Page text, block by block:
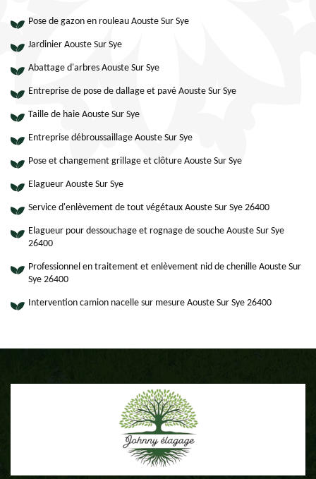
Pose de gazon en rouleau Aouste Sur Sye
Jardinier Aouste Sur Sye
Abattage d'arbres Aouste Sur Sye
Entreprise de pose de dallage et pavé Aouste Sur Sye
Taille de haie Aouste Sur Sye
Entreprise débroussaillage Aouste Sur Sye
Pose et changement grillage et clôture Aouste Sur Sye
Elagueur Aouste Sur Sye
Service d'enlèvement de tout végétaux Aouste Sur Sye 26400
Elagueur pour dessouchage et rognage de souche Aouste Sur Sye
26400
Professionnel en traitement et enlèvement nid de chenille Aouste Sur
Sye 26400
Intervention camion nacelle sur mesure Aouste Sur Sye 26400